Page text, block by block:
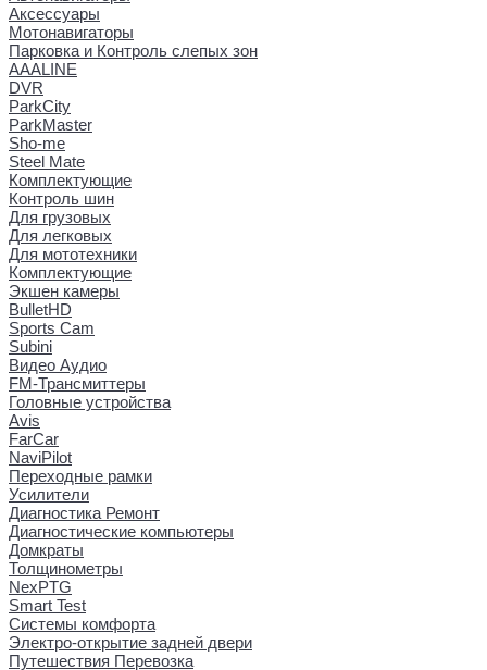
Аксессуары
Мотонавигаторы
Парковка и Контроль слепых зон
AAALINE
DVR
ParkCity
ParkMaster
Sho-me
Steel Mate
Комплектующие
Контроль шин
Для грузовых
Для легковых
Для мототехники
Комплектующие
Экшен камеры
BulletHD
Sports Cam
Subini
Видео Аудио
FM-Трансмиттеры
Головные устройства
Avis
FarCar
NaviPilot
Переходные рамки
Усилители
Диагностика Ремонт
Диагностические компьютеры
Домкраты
Толщинометры
NexPTG
Smart Test
Системы комфорта
Электро-открытие задней двери
Путешествия Перевозка